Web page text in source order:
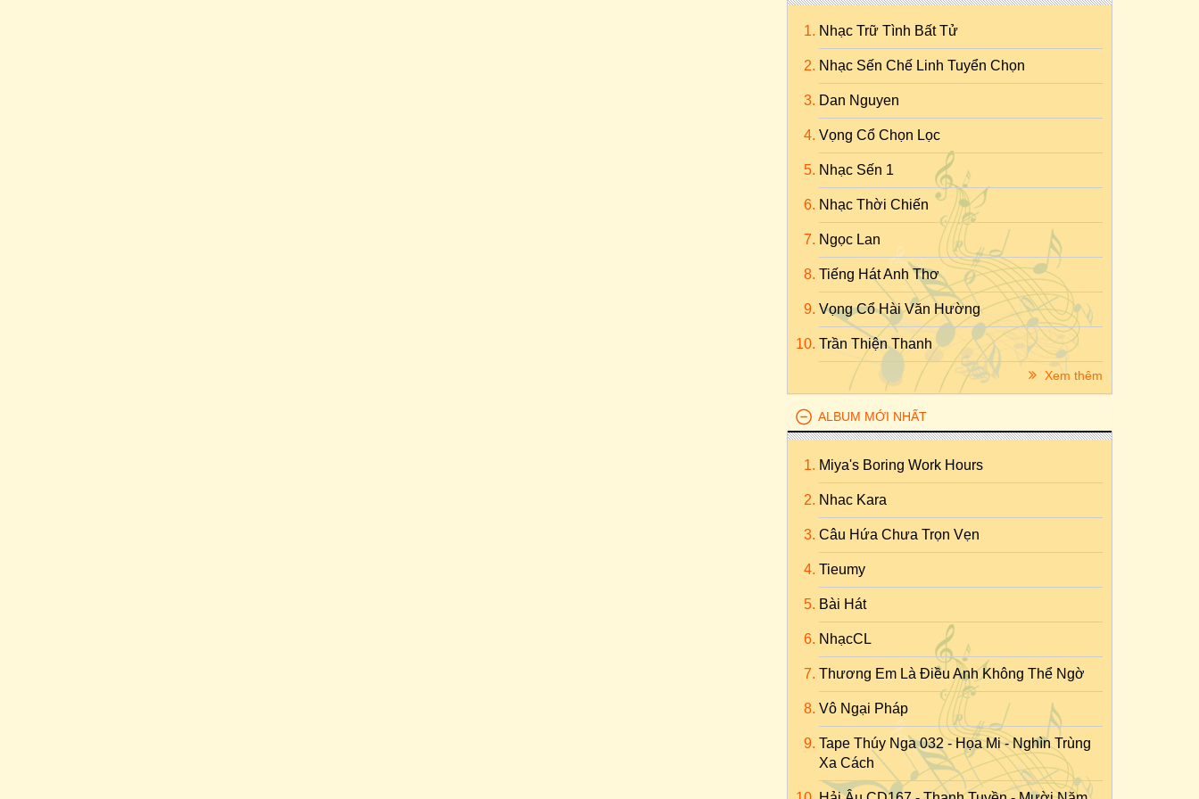
Nhạc Trữ Tình Bất Tử
Nhạc Sến Chế Linh Tuyển Chọn
Dan Nguyen
Vọng Cổ Chọn Lọc
Nhạc Sến 1
Nhạc Thời Chiến
Ngọc Lan
Tiếng Hát Anh Thơ
Vọng Cổ Hài Văn Hường
Trần Thiện Thanh
Xem thêm
ALBUM MỚI NHẤT
Miya's Boring Work Hours
Nhac Kara
Câu Hứa Chưa Trọn Vẹn
Tieumy
Bài Hát
NhạcCL
Thương Em Là Điều Anh Không Thể Ngờ
Vô Ngại Pháp
Tape Thúy Nga 032 - Họa Mi - Nghìn Trùng
Xa Cách